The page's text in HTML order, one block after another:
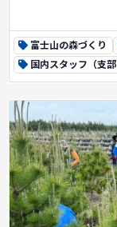
富士山の森づくり
国内スタッフ（支